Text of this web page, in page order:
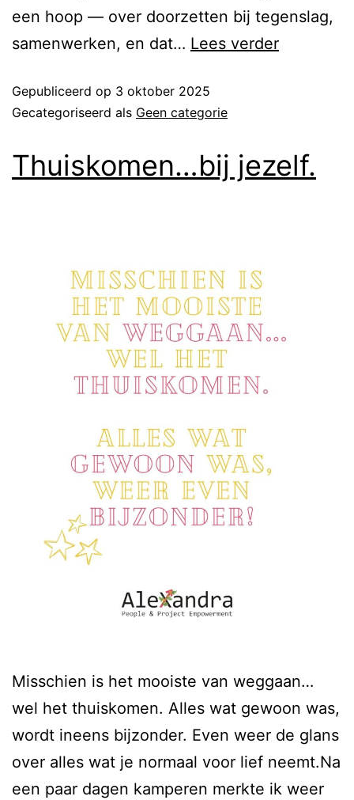
een hoop — over doorzetten bij tegenslag,
samenwerken, en dat… Lees verder
Gepubliceerd op 3 oktober 2025
Gecategoriseerd als Geen categorie
Thuiskomen…bij jezelf.
Misschien is het mooiste van weggaan…
wel het thuiskomen. Alles wat gewoon was,
wordt ineens bijzonder. Even weer de glans
over alles wat je normaal voor lief neemt.Na
een paar dagen kamperen merkte ik weer